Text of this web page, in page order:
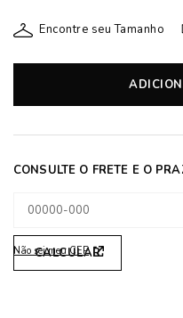
Encontre seu Tamanho
Não sei meu CEP